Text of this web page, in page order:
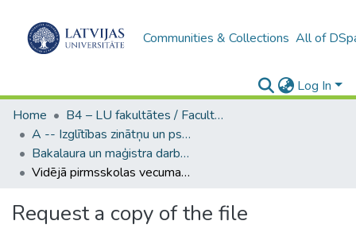
Communities & Collections All of
Log In
Home
B4 – LU fakultātes / Faculties of the UL
A -- Izglītības zinātņu un psiholoģijas fakultāte / Faculty of Education Sciences and Psychology
Bakalaura un maģistra darbi (PPMF) / Bachelor's and Master's theses
Vidējā pirmsskolas vecuma bērnu piederības izjūtas attīstība kolāžu veidošanas procesā
Request a copy of the file